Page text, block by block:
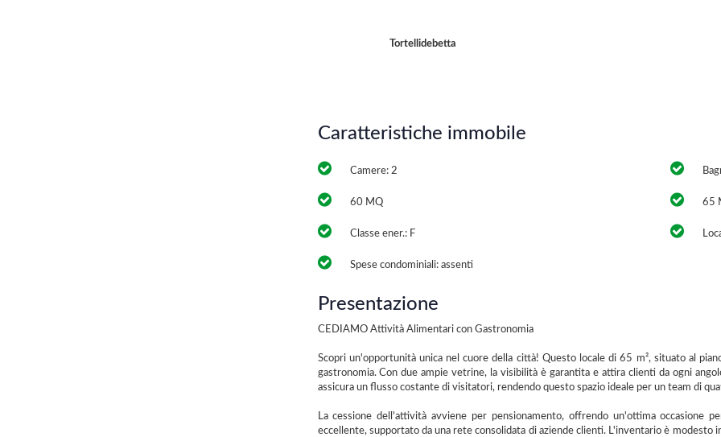
Tortellidebetta
Caratteristiche immobile
Camere: 2
60 MQ 65
Classe ener.: F
Spese condominiali: assenti
Presentazione
CEDIAMO Attività Alimentari con Gastronomia
Scopri un'opportunità unica nel cuore della città! Questo locale di 65 m², situato al
gastronomia. Con due ampie vetrine, la visibilità è garantita e attira clienti da ogni
assicura un flusso costante di visitatori, rendendo questo spazio ideale per un team di
La cessione dell'attività avviene per pensionamento, offrendo un'ottima
eccellente, supportato da una rete consolidata di aziende clienti. L'inventario è